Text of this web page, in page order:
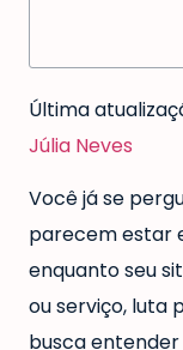
Última
Júlia Neves
Você já se
parecem estar
enquanto seu
ou serviço, luta
busca